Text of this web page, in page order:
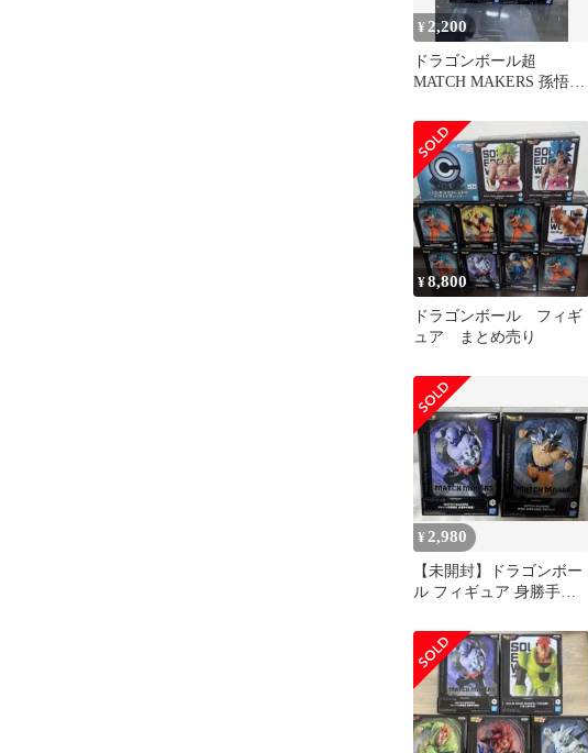
¥2,200
ドラゴンボール超
MATCH MAKERS 孫悟空
ト
¥8,800
ドラゴンボール フィギ
ュア まとめ売り
¥2,980
【未開封】ドラゴンボー
ル フィギュア 身勝手の